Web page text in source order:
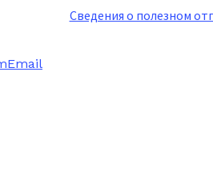
Сведения о полезном
Email